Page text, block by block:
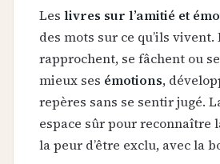
Les livres sur l’amitié et
des mots sur ce qu’ils
rapprochent, se fâchent ou
mieux ses émotions,
repères sans se sentir jugé.
espace sûr pour reconnaître
la peur d’être exclu, avec la